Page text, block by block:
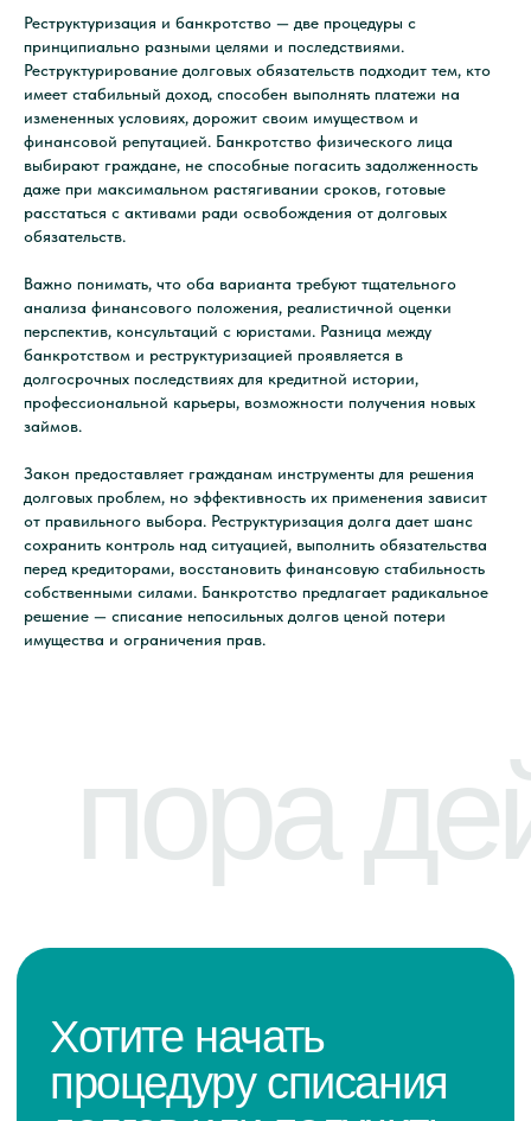
Реструктуризация и банкротство — две процедуры с
принципиально разными целями и последствиями.
Реструктурирование долговых обязательств подходит тем, кто
имеет стабильный доход, способен выполнять платежи на
измененных условиях, дорожит своим имуществом и
финансовой репутацией. Банкротство физического лица
выбирают граждане, не способные погасить задолженность
даже при максимальном растягивании сроков, готовые
расстаться с активами ради освобождения от долговых
обязательств.
Важно понимать, что оба варианта требуют тщательного
анализа финансового положения, реалистичной оценки
перспектив, консультаций с юристами. Разница между
банкротством и реструктуризацией проявляется в
долгосрочных последствиях для кредитной истории,
профессиональной карьеры, возможности получения новых
займов.
Закон предоставляет гражданам инструменты для решения
долговых проблем, но эффективность их применения зависит
от правильного выбора. Реструктуризация долга дает шанс
сохранить контроль над ситуацией, выполнить обязательства
перед кредиторами, восстановить финансовую стабильность
собственными силами. Банкротство предлагает радикальное
решение — списание непосильных долгов ценой потери
имущества и ограничения прав.
8 800 700-62-91
mail@kreditkomissar.ru
Главная
Услуги
О компании
Блог
Контакты
Клиенты
Отзывы
Дзен
Одноклассники
Вконтакте
Youtube
Оплата услуг
Разработка сайта
Договор оферты
Политика
конфиденциальности
компании